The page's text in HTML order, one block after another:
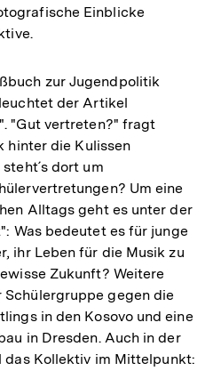
Einblicke
zur Jugendpolitik
der Artikel
"Gut vertreten?" fragt
hinter die Kulissen
dort um
Um eine
Alltags geht es unter der
Was bedeutet es für junge
ihr Leben für die Musik zu
Zukunft? Weitere
gegen die
in den Kosovo und eine
in Dresden. Auch in der
das Kollektiv im Mittelpunkt: